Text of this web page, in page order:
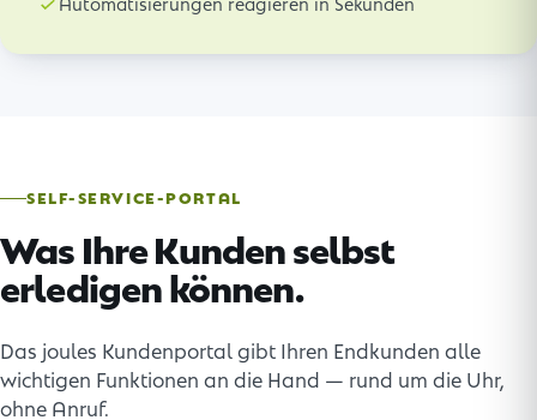
Automatisierungen reagieren in Sekunden
SELF-SERVICE-PORTAL
Was Ihre Kunden selbst
erledigen können.
Das joules Kundenportal gibt Ihren Endkunden alle
wichtigen Funktionen an die Hand — rund um die Uhr,
ohne Anruf.